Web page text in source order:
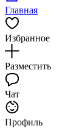
Главная
Избранное
Разместить
Чат
Профиль